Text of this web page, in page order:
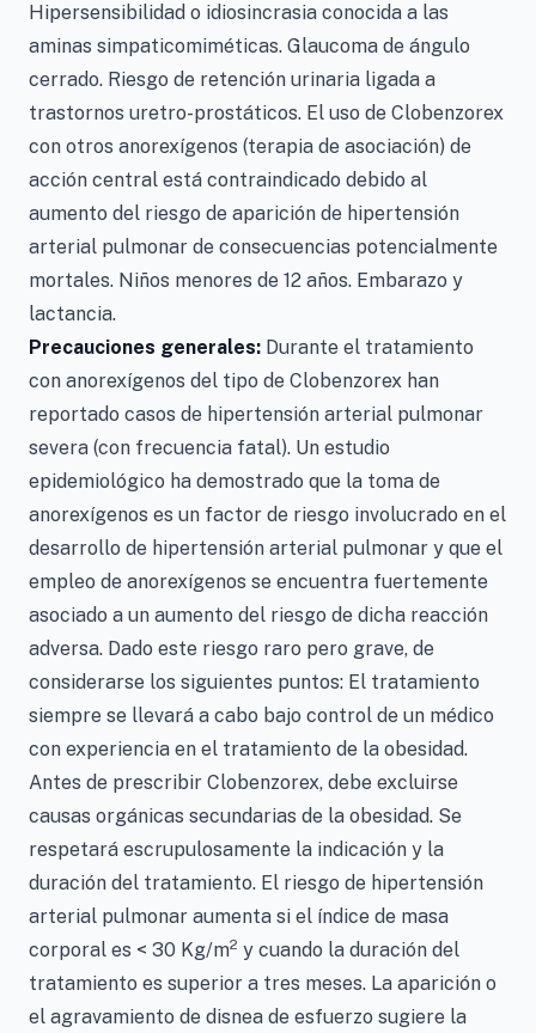
Hipersensibilidad o idiosincrasia conocida a las
aminas simpaticomiméticas. Glaucoma de ángulo
cerrado. Riesgo de retención urinaria ligada a
trastornos uretro-prostáticos. El uso de Clobenzorex
con otros anorexígenos (terapia de asociación) de
acción central está contraindicado debido al
aumento del riesgo de aparición de hipertensión
arterial pulmonar de consecuencias potencialmente
mortales. Niños menores de 12 años. Embarazo y
lactancia.
Precauciones generales: Durante el tratamiento
con anorexígenos del tipo de Clobenzorex han
reportado casos de hipertensión arterial pulmonar
severa (con frecuencia fatal). Un estudio
epidemiológico ha demostrado que la toma de
anorexígenos es un factor de riesgo involucrado en el
desarrollo de hipertensión arterial pulmonar y que el
empleo de anorexígenos se encuentra fuertemente
asociado a un aumento del riesgo de dicha reacción
adversa. Dado este riesgo raro pero grave, de
considerarse los siguientes puntos: El tratamiento
siempre se llevará a cabo bajo control de un médico
con experiencia en el tratamiento de la obesidad.
Antes de prescribir Clobenzorex, debe excluirse
causas orgánicas secundarias de la obesidad. Se
respetará escrupulosamente la indicación y la
duración del tratamiento. El riesgo de hipertensión
arterial pulmonar aumenta si el índice de masa
corporal es < 30 Kg/m2 y cuando la duración del
tratamiento es superior a tres meses. La aparición o
el agravamiento de disnea de esfuerzo sugiere la